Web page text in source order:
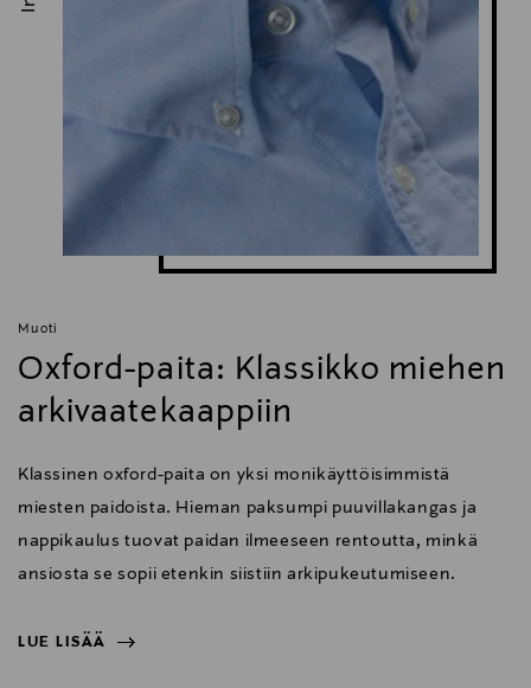
Muoti
Oxford-paita: Klassikko miehen
arkivaatekaappiin
Klassinen oxford-paita on yksi monikäyttöisimmistä
miesten paidoista. Hieman paksumpi puuvillakangas ja
nappikaulus tuovat paidan ilmeeseen rentoutta, minkä
ansiosta se sopii etenkin siistiin arkipukeutumiseen.
LUE LISÄÄ